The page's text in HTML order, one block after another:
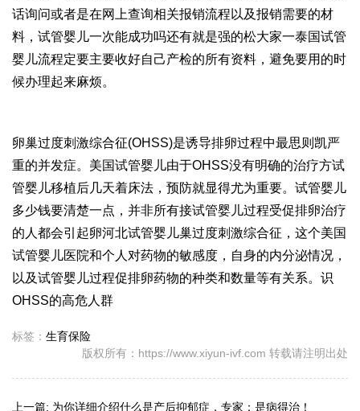
话询问或者是在网上查询相关报销流程以及报销需要的材
料， 试管婴儿一次能成功吗还有就是强的松大家一泰国试管
婴儿流程定要主要收好自己产检的所有资料，避免要用的时
候办理起来麻烦。
卵巢过度刺激综合征(OHSS)是诱导排卵过程中最思则凯严
重的并发症。美国试管婴儿由于OHSS没有明确的治疗方试
管婴儿移植后几天着床法，预防就显得尤为重要。 试管婴儿
多少钱要清楚一点，并非所有接试管婴儿过程受促排卵治疗
的人都会引起卵河北试管婴儿巢过度刺激综合征，这个美国
试管婴儿医院和个人对药物的敏感度，自身的内分泌情况，
以及试管婴儿过程促排卵药物的种类和数量等有关系。识
OHSS的高危人群
标签： 生育保险
版权所有：https://www.xiyun-ivf.com 转载请注明出处
上一篇: 为你详细介绍什么是产后抑郁症，专家：是病得治！